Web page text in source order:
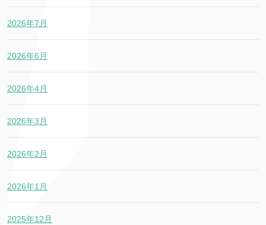
2026年7月
2026年6月
2026年4月
2026年3月
2026年2月
2026年1月
2025年12月